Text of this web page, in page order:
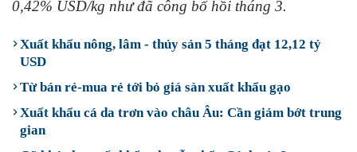
0,42% USD/kg như đã công bố hồi tháng 3.
Xuất khẩu nông, lâm - thủy sản 5 tháng đạt 12,12 tỷ
USD
Từ bán rẻ-mua rẻ tới bỏ giá sàn xuất khẩu gạo
Xuất khẩu cá da trơn vào châu Âu: Cần giảm bớt trung
gian